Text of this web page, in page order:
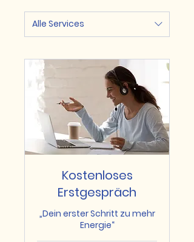
Alle Services
Kostenloses
Erstgespräch
„Dein erster Schritt zu mehr
Energie“